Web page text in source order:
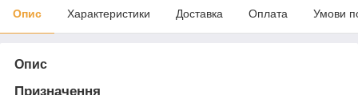
Опис Характеристики Доставка Оплата Умови
Опис
Призначення